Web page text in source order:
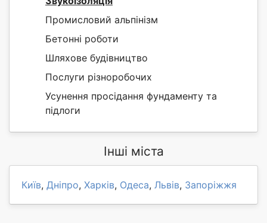
Промисловий альпінізм
Бетонні роботи
Шляхове будівництво
Послуги різноробочих
Усунення просідання фундаменту та
підлоги
Інші міста
Київ, Дніпро, Харків, Одеса, Львів, Запоріжжя